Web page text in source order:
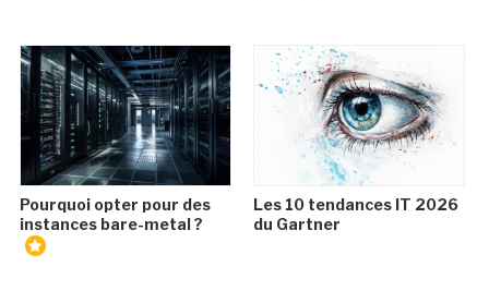
Pourquoi opter pour des
instances bare-metal ?
Les 10 tendances IT 2026
du Gartner